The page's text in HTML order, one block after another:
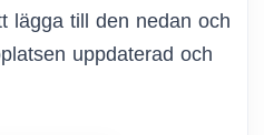
lägga till den nedan och
uppdaterad och